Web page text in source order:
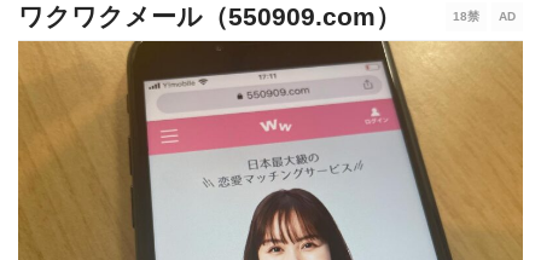
ワクワクメール（550909.com）